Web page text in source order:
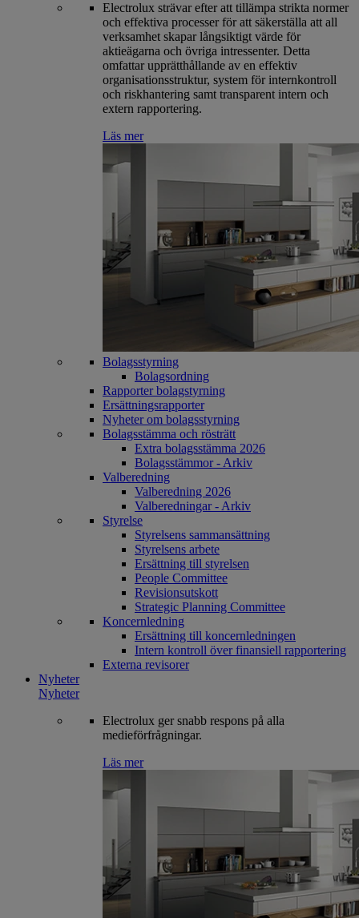
Electrolux strävar efter att tillämpa strikta normer
och effektiva processer för att säkerställa att all
verksamhet skapar långsiktigt värde för
aktieägarna och övriga intressenter. Detta
omfattar upprätthållande av en effektiv
organisationsstruktur, system för internkontroll
och riskhantering samt transparent intern och
extern rapportering.
Läs mer
Bolagsstyrning
Bolagsordning
Rapporter bolagstyrning
Ersättningsrapporter
Nyheter om bolagsstyrning
Bolagsstämma och rösträtt
Extra bolagsstämma 2026
Bolagsstämmor - Arkiv
Valberedning
Valberedning 2026
Valberedningar - Arkiv
Styrelse
Styrelsens sammansättning
Styrelsens arbete
Ersättning till styrelsen
People Committee
Revisionsutskott
Strategic Planning Committee
Koncernledning
Ersättning till koncernledningen
Intern kontroll över finansiell rapportering
Externa revisorer
Nyheter
Nyheter
Electrolux ger snabb respons på alla
medieförfrågningar.
Läs mer